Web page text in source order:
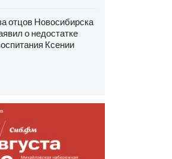
отцов Новосибирска
о недостатке
Ксении